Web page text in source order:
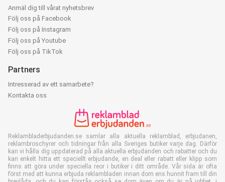
Anmäl dig till vårat nyhetsbrev
Följ oss på Facebook
Följ oss på Instagram
Följ oss på Youtube
Följ oss på TikTok
Partners
Intresserad av ett samarbete?
Kontakta oss
Reklambladerbjudanden.se samlar alla aktuella reklamblad, erbjudanen,
reklambroschyrer och tidningar från alla Sveriges butiker varje dag. Därför
kan vi hålla dig uppdaterad på alla aktuella erbjudanden och rabatter och du
kan enkelt hitta ett speciellt erbjudande, en deal eller rabatt eller klipp som
finns att göra under speciella reor i butiker i ditt område. Vår sida är ofta
först med att kunna erbjuda reklambladen innan dom ens hunnit fram till din